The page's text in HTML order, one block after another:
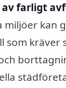
farligt
miljöer kan
som kräver